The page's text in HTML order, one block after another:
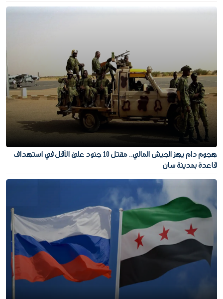
هجوم دام يهز الجيش المالي.. مقتل 10 جنود على الأقل في استهداف
قاعدة بمدينة سان